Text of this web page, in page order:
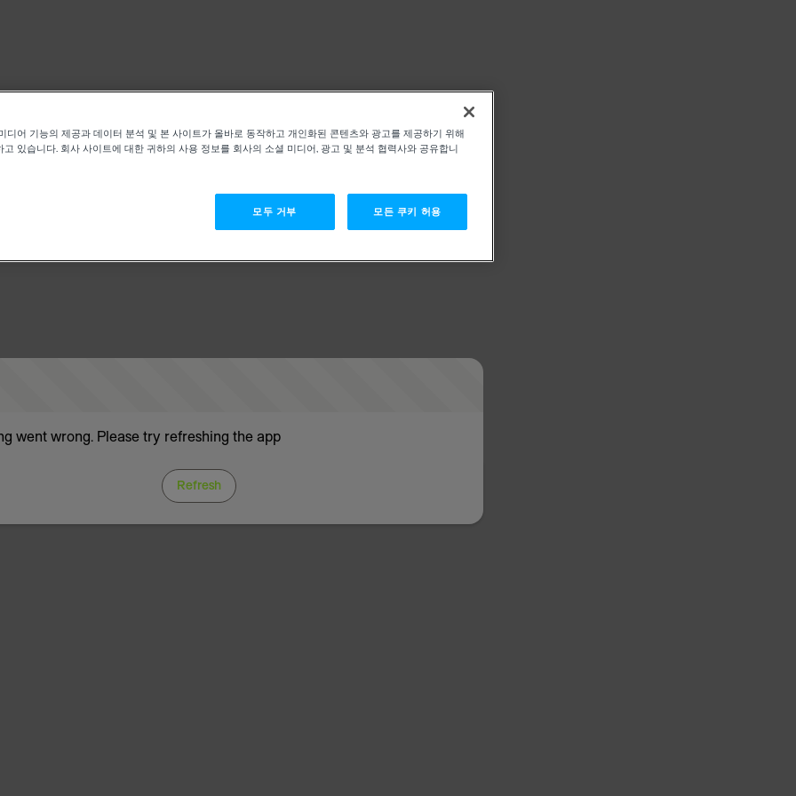
went wrong. Please try refreshing the app
Refresh
디어 기능의 제공과 데이터 분석 및 본 사이트가 올바로 동작하고 개인화된 콘텐츠와 광고를 제공하기 위해
고 있습니다. 회사 사이트에 대한 귀하의 사용 정보를 회사의 소셜 미디어, 광고 및 분석 협력사와 공유합니
모두 거부 모든 쿠키 허용